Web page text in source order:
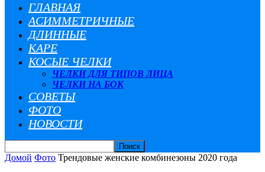
ГЛАВНАЯ
АСИММЕТРИЧНЫЕ
ДЛИННЫЕ
КАРЕ
КОСЫЕ ЧЕЛКИ
ЧЕЛКИ ДЛЯ ТИПОВ ЛИЦА
ЧЕЛКИ НА БОК
СОВЕТЫ
ФОТО
НОВОСТИ
Домой Фото Трендовые женские комбинезоны 2020 года